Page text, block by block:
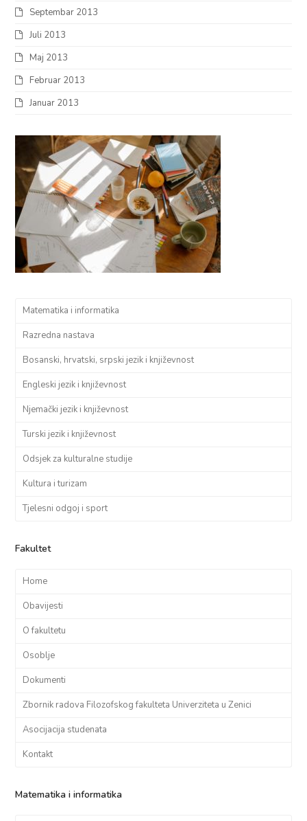
Septembar 2013
Juli 2013
Maj 2013
Februar 2013
Januar 2013
Matematika i informatika
Razredna nastava
Bosanski, hrvatski, srpski jezik i književnost
Engleski jezik i književnost
Njemački jezik i književnost
Turski jezik i književnost
Odsjek za kulturalne studije
Kultura i turizam
Tjelesni odgoj i sport
Fakultet
Home
Obavijesti
O fakultetu
Osoblje
Dokumenti
Zbornik radova Filozofskog fakulteta Univerziteta u Zenici
Asocijacija studenata
Kontakt
Matematika i informatika